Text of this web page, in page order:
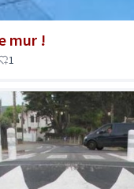
mur !
1